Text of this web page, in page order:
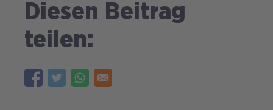
Diesen Beitrag
teilen: